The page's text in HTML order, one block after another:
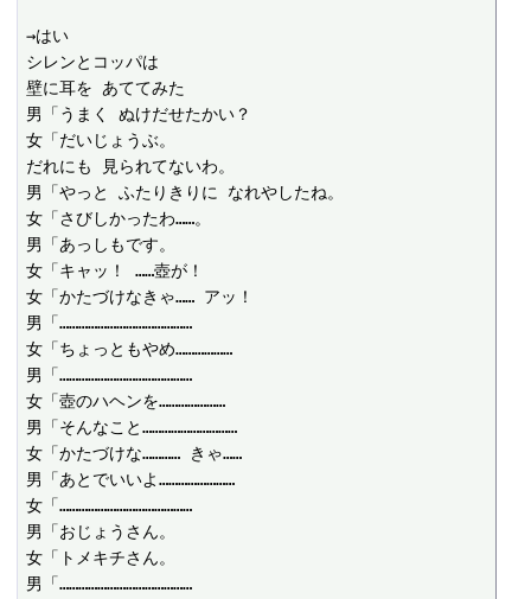
→はい
シレンとコッパは
壁に耳を あててみた
男「うまく ぬけだせたかい？
女「だいじょうぶ。
だれにも 見られてないわ。
男「やっと ふたりきりに なれやしたね。
女「さびしかったわ……。
男「あっしもです。
女「キャッ！ ……壺が！
女「かたづけなきゃ…… アッ！
男「……………………………………
女「ちょっともやめ………………
男「……………………………………
女「壺のハヘンを…………………
男「そんなこと…………………………
女「かたづけな………… きゃ……
男「あとでいいよ……………………
女「……………………………………
男「おじょうさん。
女「トメキチさん。
男「……………………………………